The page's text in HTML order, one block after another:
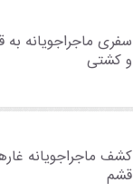
سفری ماجراجویانه به
و کشتی
کشف ماجراجویانه
قشم